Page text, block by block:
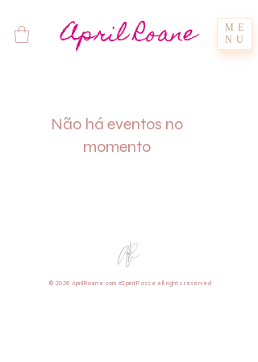
April Roane
ME
NU
Não há eventos no
momento
© 2026 AprilRoane.com #SpiritPosse all rights reserved